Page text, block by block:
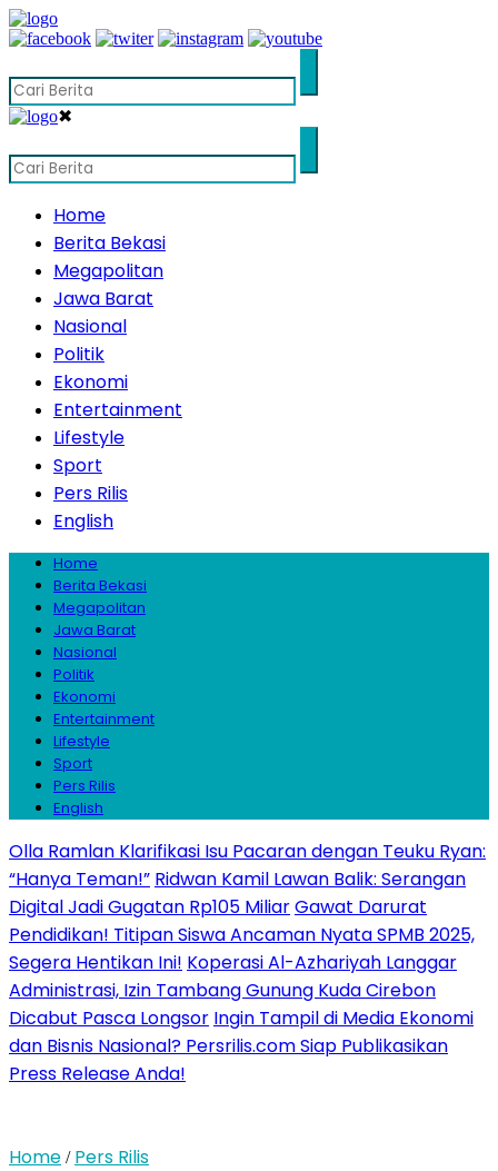
✖
Home
Berita Bekasi
Megapolitan
Jawa Barat
Nasional
Politik
Ekonomi
Entertainment
Lifestyle
Sport
Pers Rilis
English
Home
Berita Bekasi
Megapolitan
Jawa Barat
Nasional
Politik
Ekonomi
Entertainment
Lifestyle
Sport
Pers Rilis
English
Olla Ramlan Klarifikasi Isu Pacaran dengan Teuku Ryan:
“Hanya Teman!” Ridwan Kamil Lawan Balik: Serangan
Digital Jadi Gugatan Rp105 MiliarGawat Darurat
Pendidikan! Titipan Siswa Ancaman Nyata SPMB 2025,
Segera Hentikan Ini! Koperasi Al-Azhariyah Langgar
Administrasi, Izin Tambang Gunung Kuda Cirebon
Dicabut Pasca Longsor Ingin Tampil di Media Ekonomi
dan Bisnis Nasional? Persrilis.com Siap Publikasikan
Press Release Anda!
Home / Pers Rilis